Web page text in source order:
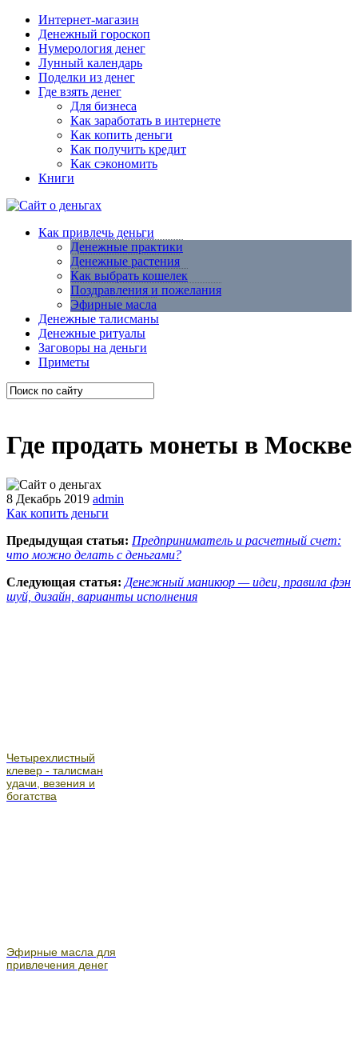
Интернет-магазин
Денежный гороскоп
Нумерология денег
Лунный календарь
Поделки из денег
Где взять денег
Для бизнеса
Как заработать в интернете
Как копить деньги
Как получить кредит
Как сэкономить
Книги
Как привлечь деньги
Денежные практики
Денежные растения
Как выбрать кошелек
Поздравления и пожелания
Эфирные масла
Денежные талисманы
Денежные ритуалы
Заговоры на деньги
Приметы
Где продать монеты в Москве
8 Декабрь 2019 admin
Как копить деньги
Предыдущая статья: Предприниматель и расчетный счет:
что можно делать с деньгами?
Следующая статья: Денежный маникюр — идеи, правила фэн
шуй, дизайн, варианты исполнения
Четырехлистный
клевер - талисман
удачи, везения и
богатства
Эфирные масла для
привлечения денег